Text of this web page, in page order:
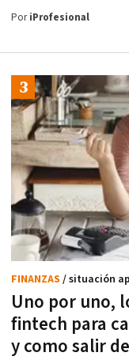
PoriProfesional
Uno por uno,
fintech para
y como salir
FINANZAS / situación